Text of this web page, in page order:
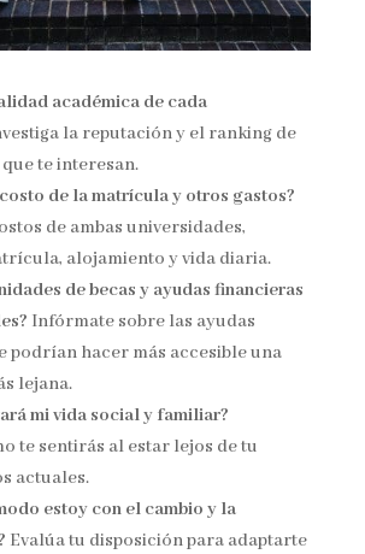
académica de cada
la reputación y el ranking de
te interesan.
de la matrícula y otros gastos?
de ambas universidades,
alojamiento y vida diaria.
de becas y ayudas financieras
Infórmate sobre las ayudas
podrían hacer más accesible una
lejana.
mi vida social y familiar?
te sentirás al estar lejos de tu
actuales.
estoy con el cambio y la
Evalúa tu disposición para adaptarte